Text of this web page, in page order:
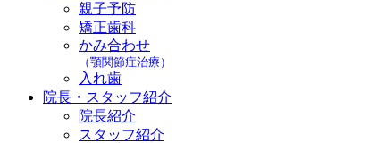
親子予防
矯正歯科
かみ合わせ
（顎関節症治療）
入れ歯
院長・スタッフ紹介
院長紹介
スタッフ紹介